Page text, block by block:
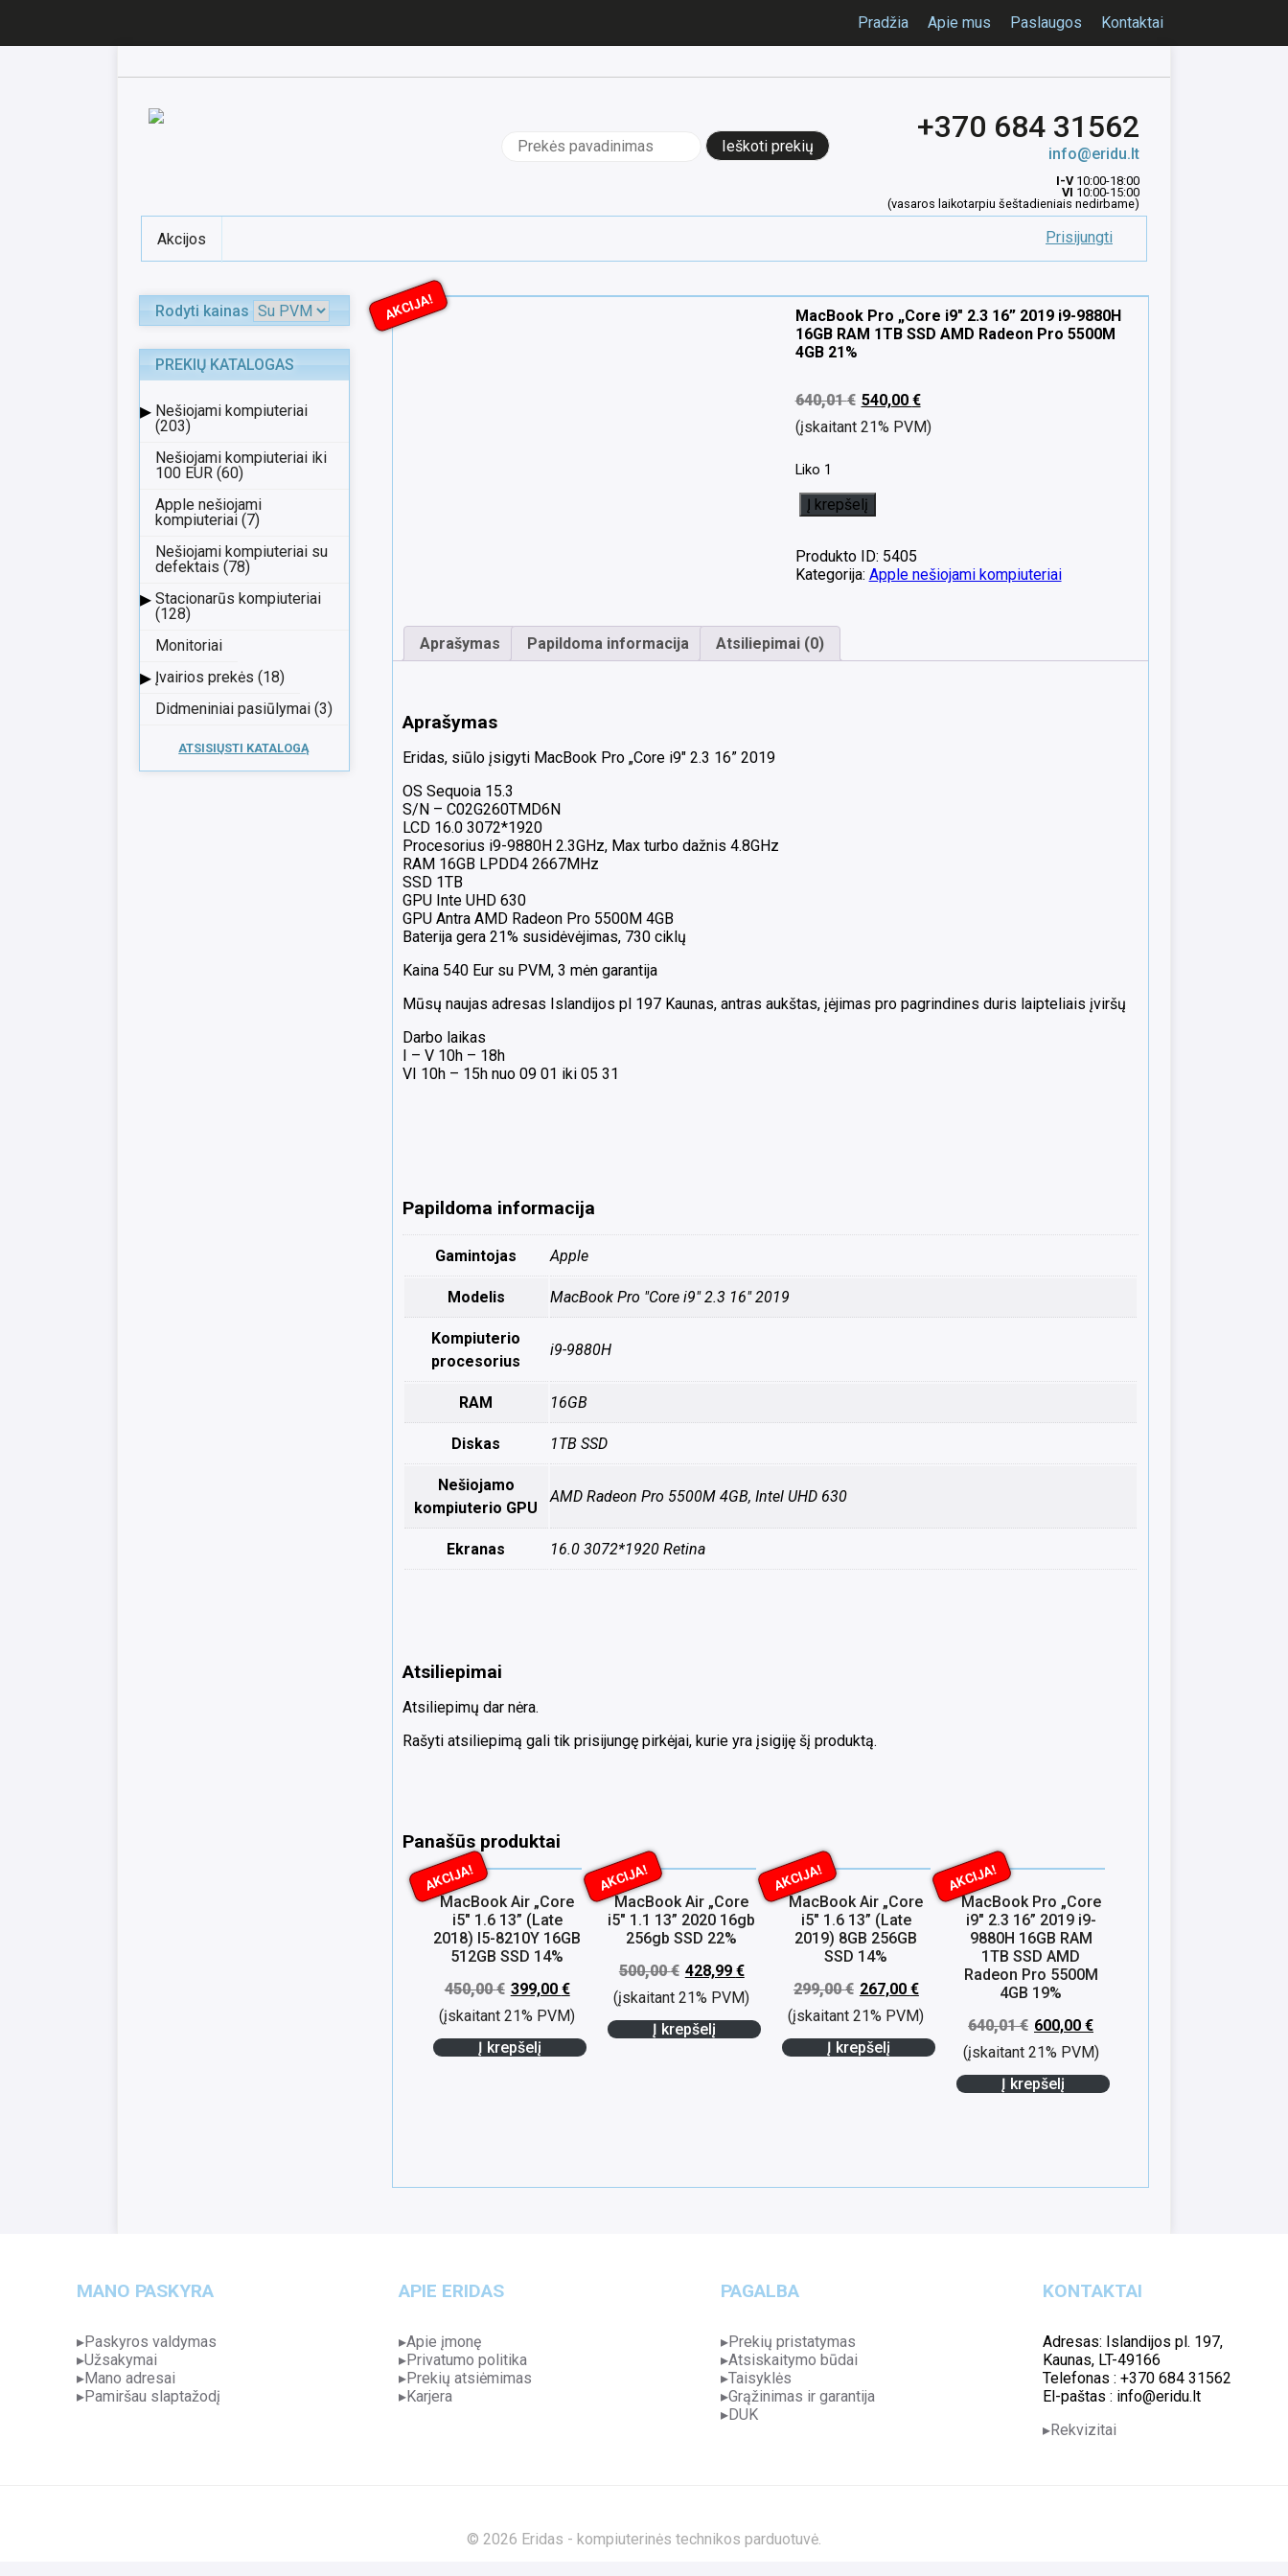
Pradžia Apie mus Paslaugos Kontaktai
Ieškoti: +370 684 31562
info@eridu.lt
I-V10:00-18:00
VI 10:00-15:00
(vasaros laikotarpiu šeštadieniais nedirbame)
Prisijungti
Akcijos
Rodyti kainas
PREKIŲ KATALOGAS
▸ Nešiojami kompiuteriai
(203)
Nešiojami kompiuteriai iki
100 EUR (60)
Apple nešiojami
kompiuteriai (7)
Nešiojami kompiuteriai su
defektais (78)
▸ Stacionarūs kompiuteriai
(128)
Monitoriai
▸ Įvairios prekės (18)
Didmeniniai pasiūlymai (3)
ATSISIŲSTI KATALOGĄ
AKCIJA!
MacBook Pro „Core i9″ 2.3 16” 2019 i9-9880H
16GB RAM 1TB SSD AMD Radeon Pro 5500M
4GB 21%
640,01€ 540,00 €
(įskaitant 21% PVM)
Liko 1
produkto
kiekis:
Pro
"Core
16"
2019
i9-
Į krepšelį
Produkto ID: 5405
Kategorija: Apple nešiojami kompiuteriai
Aprašymas Papildoma informacija Atsiliepimai (0)
Aprašymas
Eridas, siūlo įsigyti MacBook Pro „Core i9″ 2.3 16” 2019
OS Sequoia 15.3
S/N – C02G260TMD6N
LCD 16.0 3072*1920
Procesorius i9-9880H 2.3GHz, Max turbo dažnis 4.8GHz
RAM 16GB LPDD4 2667MHz
SSD 1TB
GPU Inte UHD 630
GPU Antra AMD Radeon Pro 5500M 4GB
Baterija gera 21% susidėvėjimas, 730 ciklų
Kaina 540 Eur su PVM, 3 mėn garantija
Mūsų naujas adresas Islandijos pl 197 Kaunas, antras aukštas, įėjimas pro pagrindines duris laipteliais įviršų
Darbo laikas
I – V 10h – 18h
VI 10h – 15h nuo 09 01 iki 05 31
Papildoma informacija
Gamintojas Apple
Modelis MacBook Pro "Core i9" 2.3 16" 2019
Kompiuterio
procesorius
i9-9880H
RAM 16GB
Diskas 1TB SSD
Nešiojamo
kompiuterio GPU
AMD Radeon Pro 5500M 4GB, Intel UHD 630
Ekranas 16.0 3072*1920 Retina
Atsiliepimai
Atsiliepimų dar nėra.
Rašyti atsiliepimą gali tik prisijungę pirkėjai, kurie yra įsigiję šį produktą.
Panašūs produktai
AKCIJA!
MacBook Air „Core
i5″ 1.6 13” (Late
2018) I5-8210Y 16GB
512GB SSD 14%
450,00€ 399,00 €
(įskaitant 21% PVM)
Į krepšelį
AKCIJA!
MacBook Air „Core
i5″ 1.1 13” 2020 16gb
256gb SSD 22%
500,00€ 428,99 €
(įskaitant 21% PVM)
Į krepšelį
AKCIJA!
MacBook Air „Core
i5″ 1.6 13” (Late
2019) 8GB 256GB
SSD 14%
299,00€ 267,00 €
(įskaitant 21% PVM)
Į krepšelį
AKCIJA!
MacBook Pro „Core
i9″ 2.3 16” 2019 i9-
9880H 16GB RAM
1TB SSD AMD
Radeon Pro 5500M
4GB 19%
640,01€ 600,00 €
(įskaitant 21% PVM)
Į krepšelį
MANO PASKYRA
Paskyros valdymas
Užsakymai
Mano adresai
Pamiršau slaptažodį
APIE ERIDAS
Apie įmonę
Privatumo politika
Prekių atsiėmimas
Karjera
PAGALBA
Prekių pristatymas
Atsiskaitymo būdai
Taisyklės
Grąžinimas ir garantija
DUK
KONTAKTAI
Adresas: Islandijos pl. 197,
Kaunas, LT-49166
Telefonas : +370 684 31562
El-paštas : info@eridu.lt
Rekvizitai
© 2026 Eridas - kompiuterinės technikos parduotuvė.